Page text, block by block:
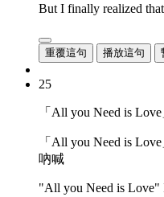
But I finally realized
重覆這句 播放這句
25
「All you Need is
「All you Need is
吶喊
"All you Need is Love"